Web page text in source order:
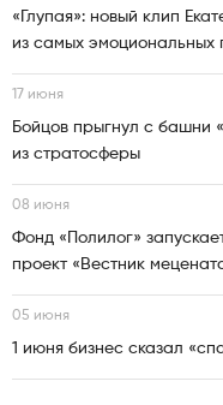
«Глупая»: новый клип
из самых эмоциональных
17 июня
Бойцов прыгнул с башни
из стратосферы
08 июня
Фонд «Полилог»
проект «Вестник
05 июня
1 июня бизнес сказал